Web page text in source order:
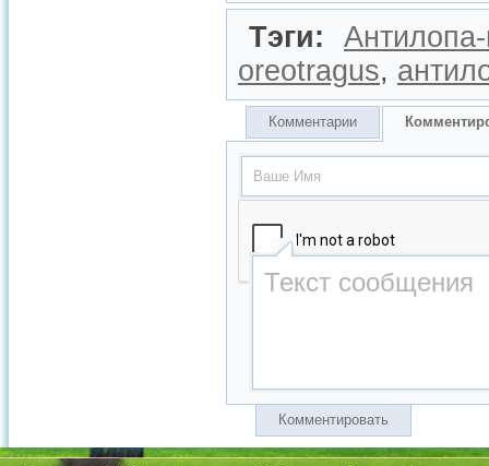
Тэги:
oreotragus,
Комментарии
Комментировать